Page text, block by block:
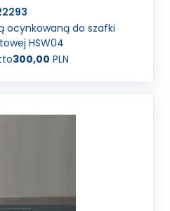
ocynkowaną do szafki
HSW04
300,00 PLN